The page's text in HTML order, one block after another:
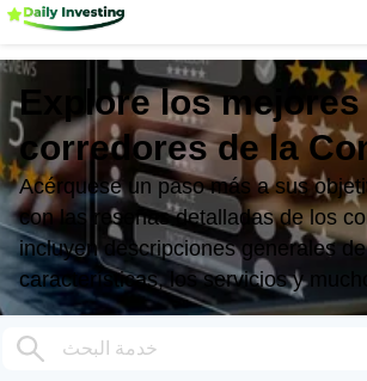
Explore los mejores
corredores de la
Acérquese un paso más a sus
con las reseñas detalladas de los
incluyen descripciones generales
características, los servicios y